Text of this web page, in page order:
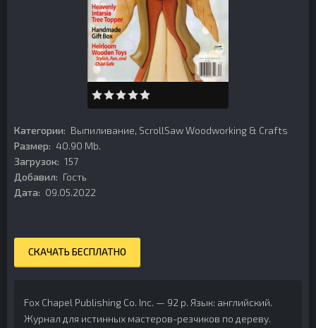
Категории: Выпиливание, ScrollSaw Woodworking & Crafts
Размер: 40.90 Mb.
Загрузок: 157
Добавил: Гость
Дата: 09.05.2022
СКАЧАТЬ БЕСПЛАТНО
Fox Chapel Publishing Co. Inc. — 92 p. Язык: английский.
Журнал для истинных мастеров-резчиков по дереву.